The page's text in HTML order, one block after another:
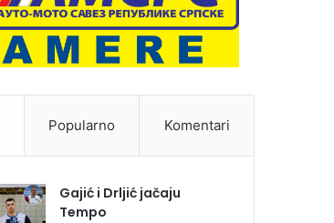
Popularno Komentari
Gajić i Drljić jačaju
Tempo